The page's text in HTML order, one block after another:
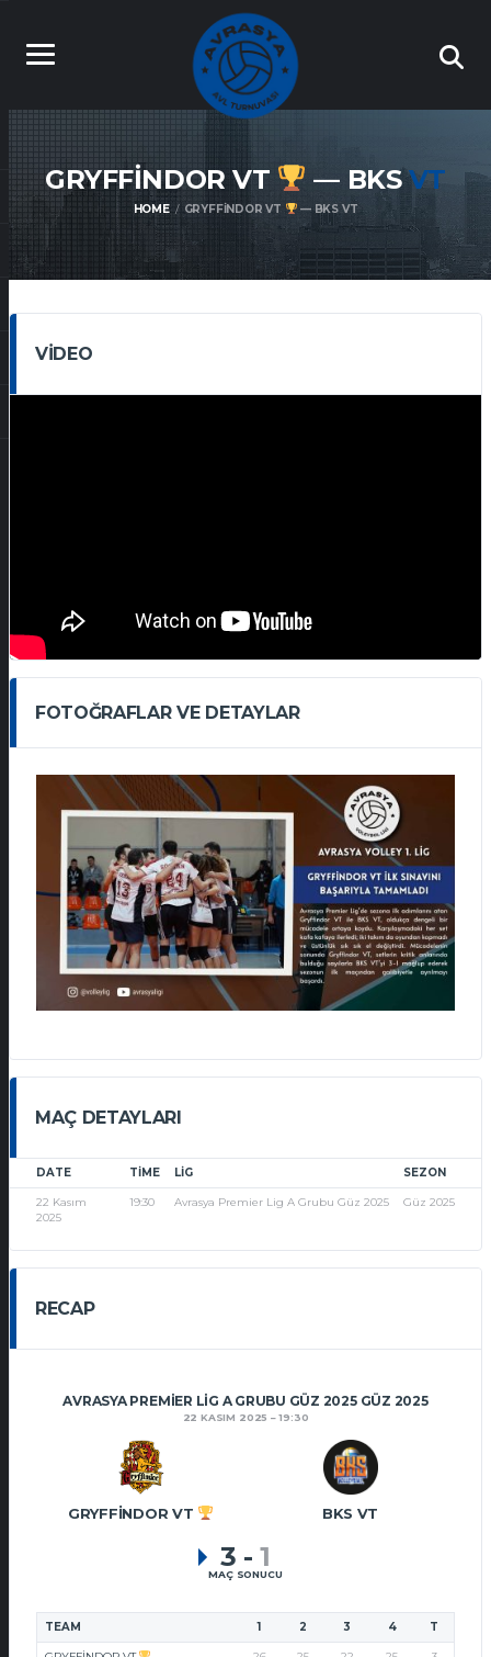
GRYFFINDOR VT — BKSVT
HOME GRYFFINDOR VT — BKS VT
VIDEO
FOTOĞRAFLAR VE DETAYLAR
MAÇ DETAYLARI
DATE TIME LIG SEZON
22 Kasım
2025
19:30 Avrasya Premier Lig A Grubu Güz 2025 Güz 2025
RECAP
AVRASYA PREMIER LIG A GRUBU GÜZ 2025 GÜZ 2025
22 KASIM 2025 19:30
GRYFFINDOR VT BKS VT
3 - 1
MAÇ SONUCU
TEAM 1 2 3 4 T